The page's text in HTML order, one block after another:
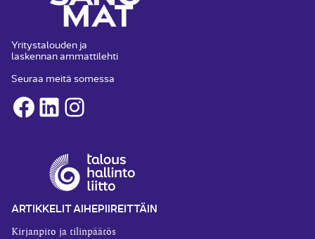
Yritystalouden ja
laskennan ammattilehti
Seuraa meitä somessa
Facebook
LinkedInInstagram
ARTIKKELIT AIHEPIIREITTÄIN
Kirjanpito ja tilinpäätös